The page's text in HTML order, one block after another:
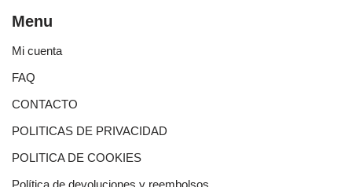
Menu
Mi cuenta
FAQ
CONTACTO
POLITICAS DE PRIVACIDAD
POLITICA DE COOKIES
Política de devoluciones y reembolsos